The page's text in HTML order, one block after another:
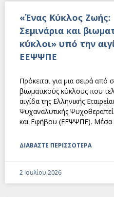
«Ένας Κύκλος Ζωής:
Σεμινάρια και
κύκλοι» υπό την
ΕΕΨΨΠΕ
Πρόκειται για μια σειρά από
βιωματικούς κύκλους που
αιγίδα της Ελληνικής
Ψυχαναλυτικής
και Εφήβου (ΕΕΨΨΠΕ). Μέσα
ΔΙΑΒΑΣΤΕ ΠΕΡΙΣΣΟΤΕΡΑ
2 Ιουλίου 2026